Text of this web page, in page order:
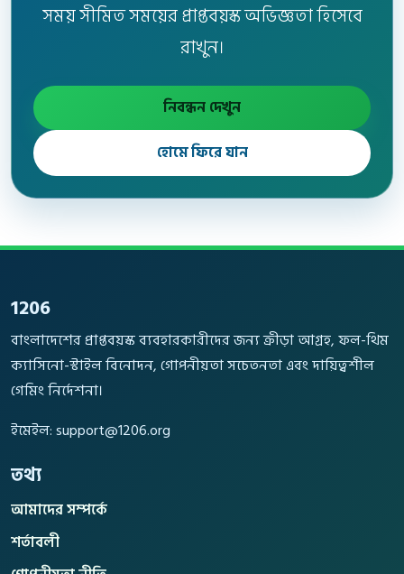
সময় সীমিত সময়ের প্রাপ্তবয়স্ক অভিজ্ঞতা হিসেবে
রাখুন।
নিবন্ধন দেখুন
হোমে ফিরে যান
1206
বাংলাদেশের প্রাপ্তবয়স্ক ব্যবহারকারীদের জন্য ক্রীড়া আগ্রহ, ফল-থিম
ক্যাসিনো-স্টাইল বিনোদন, গোপনীয়তা সচেতনতা এবং দায়িত্বশীল
গেমিং নির্দেশনা।
ইমেইল:support@1206.org
তথ্য
আমাদের সম্পর্কে
শর্তাবলী